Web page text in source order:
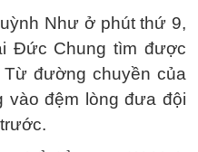
Như ở phút thứ 9,
Đức Chung tìm được
đường chuyền của
vào đệm lòng đưa đội